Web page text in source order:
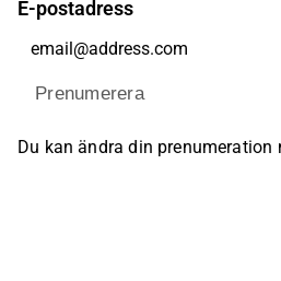
E-postadress
Prenumerera
Du kan ändra din prenumeration